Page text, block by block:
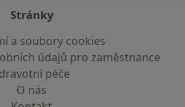
Stránky
a soubory cookies
údajů pro zaměstnance
péče
O nás